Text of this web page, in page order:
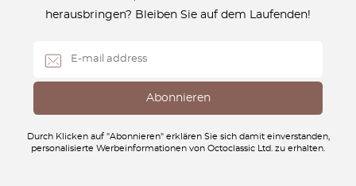
herausbringen? Bleiben Sie auf dem Laufenden!
Durch Klicken auf "Abonnieren" erklären Sie sich damit einverstanden,
personalisierte Werbeinformationen von Octoclassic Ltd. zu erhalten.